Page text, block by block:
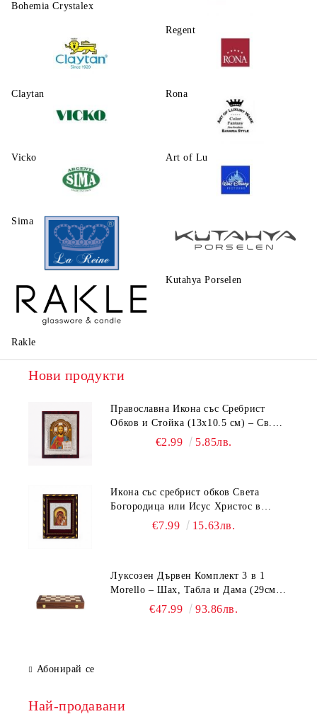
Bohemia Crystalex
Regent
Claytаn Rona
Vicko Art of Luxury Ware
Sima
La Reine Kutahya Porselen
Rakle
Нови продукти
Православна Икона със Сребрист
Обков и Стойка (13х10.5 см) – Св.
Николай, Св. Георги, Исус Христос,
€2.99 5.85лв.
Икона със сребрист обков Света
Богородица или Исус Христос в
рамка бордо и злато (18.5х15.5 см)
€7.99 15.63лв.
Луксозен Дървен Комплект 3 в 1
Morello – Шах, Табла и Дама (29см /
39см / 49см)€47.99 93.86лв.
Абонирай се
Най-продавани